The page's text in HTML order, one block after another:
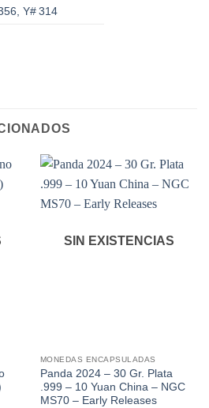
Y# 314
SIN EXISTENCIAS
MONEDAS ENCAPSULADAS
Panda 2024 – 30 Gr. Plata
.999 – 10 Yuan China – NGC
MS70 – Early Releases